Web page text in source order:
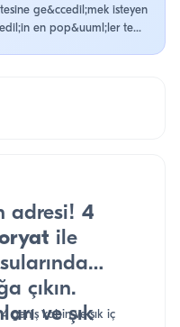
ge&ccedil;mek isteyen
en pop&uuml;ler te...
adresi! 4
ile
çıkın.
ve şık
geniş kabin ve şık iç